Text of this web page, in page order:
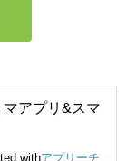
マアプリ&スマ
withアプリーチ